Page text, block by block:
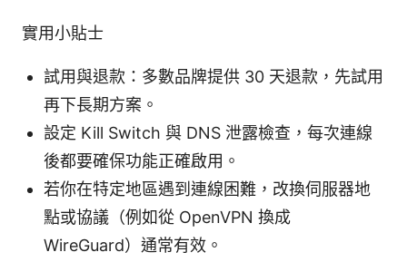
實用小貼士
試用與退款：多數品牌提供 30 天退款，先試用
再下長期方案。
設定 Kill Switch 與 DNS 泄露檢查，每次連線
後都要確保功能正確啟用。
若你在特定地區遇到連線困難，改換伺服器地
點或協議（例如從 OpenVPN 換成
WireGuard）通常有效。